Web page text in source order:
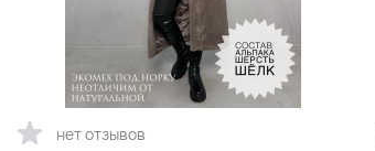
нет отзывов